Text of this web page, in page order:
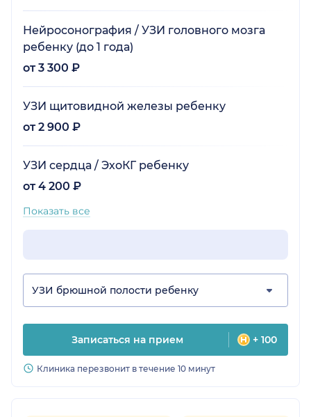
Нейросонография / УЗИ головного мозга
ребенку (до 1 года)
от 3 300 ₽
УЗИ щитовидной железы ребенку
от 2 900 ₽
УЗИ сердца / ЭхоКГ ребенку
от 4 200 ₽
Показать все
УЗИ брюшной полости ребенку
Записаться на прием + 100
Клиника перезвонит в течение 10 минут